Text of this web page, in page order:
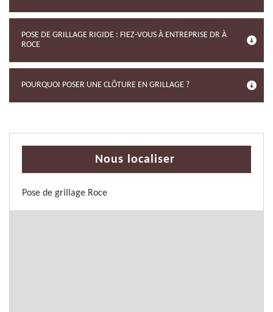
POSE DE GRILLAGE RIGIDE : FIEZ-VOUS À ENTREPRISE DR À
ROCE
POURQUOI POSER UNE CLÔTURE EN GRILLAGE ?
Nous localiser
Pose de grillage Roce